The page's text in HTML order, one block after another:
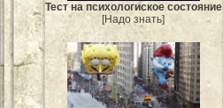
Тест на психологиское состояние
[Надо знать]